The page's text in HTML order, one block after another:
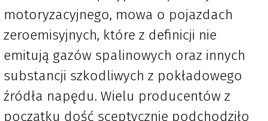
motoryzacyjnego, mowa o pojazdach
zeroemisyjnych, które z definicji nie
emitują gazów spalinowych oraz innych
substancji szkodliwych z pokładowego
źródła napędu. Wielu producentów z
początku dość sceptycznie podchodziło